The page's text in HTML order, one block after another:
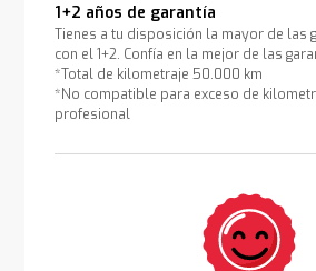
1+2 años de garantía
Tienes a tu disposición la mayor de las
con el 1+2. Confía en la mejor de las
*Total de kilometraje 50.000 km
*No compatible para exceso de
profesional